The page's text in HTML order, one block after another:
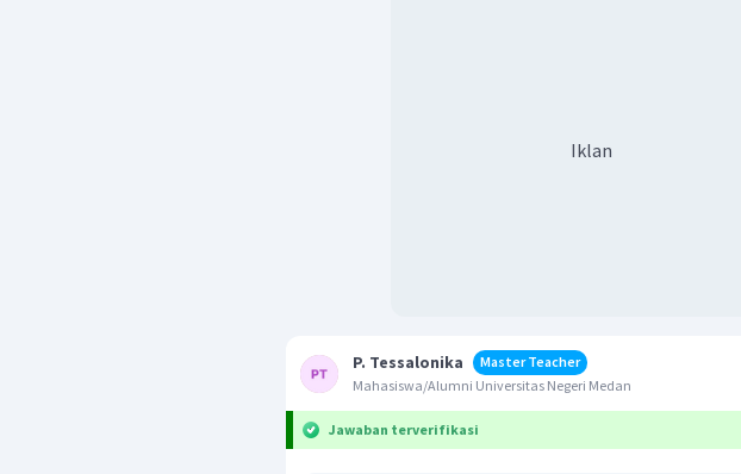
Iklan
P. Tessalonika
Master Teacher
Mahasiswa/Alumni Universitas Negeri Medan
Jawaban terverifikasi